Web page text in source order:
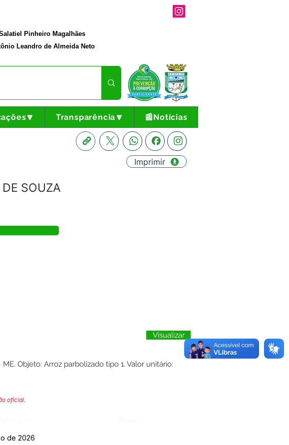
Pinheiro Magalhães
Leandro de Almeida Neto
Transparência🔽 📰Notícias
SOUZA
Imprimir
Visualizar
ME. Objeto: Arroz parbolizado tipo 1. Valor unitário:
oficial.
de 2026